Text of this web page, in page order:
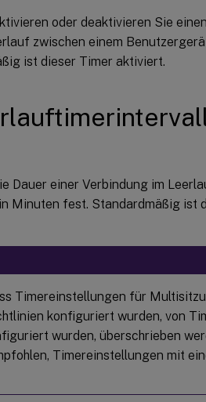
oder deaktivieren Sie
zwischen einem
ist dieser Timer aktiviert.
Dauer einer Verbindung im
Minuten fest. Standardmäßig ist
Timereinstellungen für
konfiguriert wurden, von
wurden, überschrieben
Timereinstellungen mit